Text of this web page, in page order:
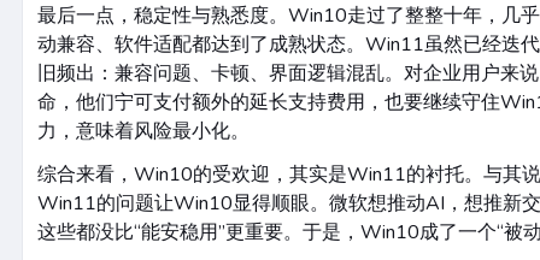
最后一点，稳定性与熟悉度。Win10走过了整整十年，几
动兼容、软件适配都达到了成熟状态。Win11虽然已经迭
旧频出：兼容问题、卡顿、界面逻辑混乱。对企业用户来
命，他们宁可支付额外的延长支持费用，也要继续守住
力，意味着风险最小化。
综合来看，Win10的受欢迎，其实是Win11的衬托。与其
Win11的问题让Win10显得顺眼。微软想推动AI，想推新
这些都没比“能安稳用”更重要。于是，Win10成了一个“被